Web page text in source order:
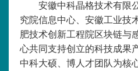
安徽中科晶格技术有限
究院信息中心、安徽工业技
肥技术创新工程院区块链与
心共同支持创立的科技成果
中科大硕、博人才团队为核